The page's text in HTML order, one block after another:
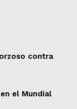
contra
el Mundial